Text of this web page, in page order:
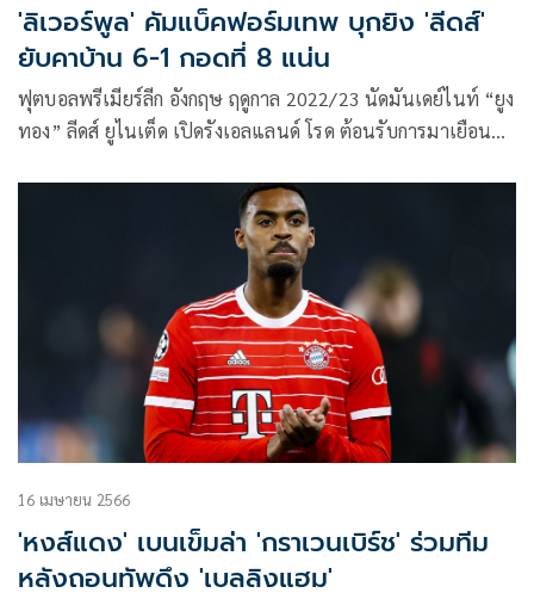
'ลิเวอร์พูล' คัมแบ็คฟอร์มเทพ บุกยิง 'ลีดส์'
ยับคาบ้าน 6-1 กอดที่ 8 แน่น
ฟุตบอลพรีเมียร์ลีก อังกฤษ ฤดูกาล 2022/23 นัดมันเดย์ไนท์ “ยูง
ทอง” ลีดส์ ยูไนเต็ด เปิดรังเอลแลนด์ โรด ต้อนรับการมาเยือน
16 เมษายน 2566
'หงส์แดง' เบนเข็มล่า 'กราเวนเบิร์ช' ร่วมทีม
หลังถอนทัพดึง 'เบลลิงแฮม'